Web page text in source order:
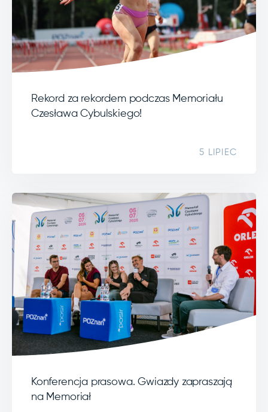
Rekord za rekordem podczas Memoriału
Czesława Cybulskiego!
5 LIPIEC
Konferencja prasowa. Gwiazdy zapraszają
na Memoriał